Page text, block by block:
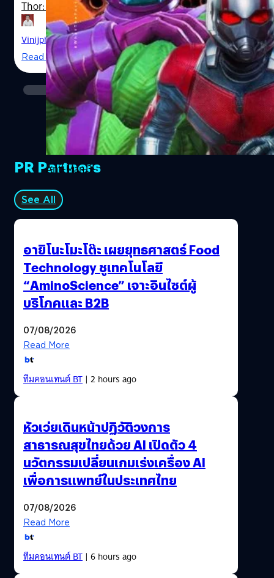
Ant-Man 3
Thor: Love and Thunder และ Shang-Chi and the Legend
of the Ten Rings ซึ่งยกกองกันไปถ่ายทำที่ประเทศ
ออสเตรเลีย ข่าวคราวการประกาศชื่อของนักแสดงใหม่ที่จะมา
ร่วมจักรวาลมาร์เวลก็ห่างหายไปสักพักใหญ่ Marvel Studios
นั้นขึ้นชื่อและเก่งเรื่องการเป็นแมวมองหานักแสดงที่กำลังดัง
จากแวดวงซีรีส์หรือหนังอินดี้มาแสดงหนังของพวกเขาอยู่
เสมอ และตอนนี้หนัง Ant-Man ก็ได้สมาชิกเพิ่มมาอีกหนึ่งคน
Jonathan Majors นักแสดงหนุ่มที่กำลังโด่งดังจากซีรีส์ไซไฟ
สยองขวัญ Lovecraft Country ที่เป็นการร่วมอำนวยการสร้าง
ของ J.J. Abrams และ Jordan Peel รวมถึงหนัง Da 5 Bloods
ทาง Netflix ของผู้กำกับ Spike Lee ตอนนี้เขาได้ถูกทาบทาม
ให้เตรียมมารับบทเป็นวายร้ายคนใหม่ในหนัง Ant-Man ภาค 3
Vinijphat Kanyapong| 2152 days ago
Read More
PR Partners
See All
อายิโนะโมะโต๊ะ เผยยุทธศาสตร์ Food
Technology ชูเทคโนโลยี
“AminoScience” เจาะอินไซต์ผู้
บริโภคและ B2B
07/08/2026
Read More
ทีมคอนเทนต์ BT| 2 hours ago
หัวเว่ยเดินหน้าปฏิวัติวงการ
สาธารณสุขไทยด้วย AI เปิดตัว 4
นวัตกรรมเปลี่ยนเกมเร่งเครื่อง AI
เพื่อการแพทย์ในประเทศไทย
07/08/2026
Read More
ทีมคอนเทนต์ BT| 6 hours ago